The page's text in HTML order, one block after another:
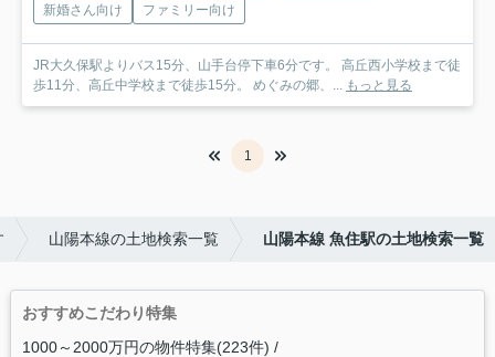
新婚さん向け
ファミリー向け
JR大久保駅よりバス15分、山手台停下車6分です。 高丘西小学校まで徒
歩11分、高丘中学校まで徒歩15分。 めぐみの郷、...
もっと見る
1
山陽本線の土地検索一覧 山陽本線 魚住駅の土地検索一覧
おすすめこだわり特集
1000～2000万円の物件特集(223件)